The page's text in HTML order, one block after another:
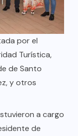
por el
Turística,
de Santo
y otros
a cargo
de